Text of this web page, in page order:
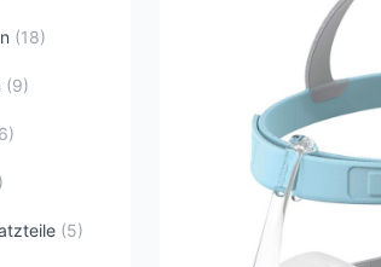
(18)
(9)
6)
)
(5)